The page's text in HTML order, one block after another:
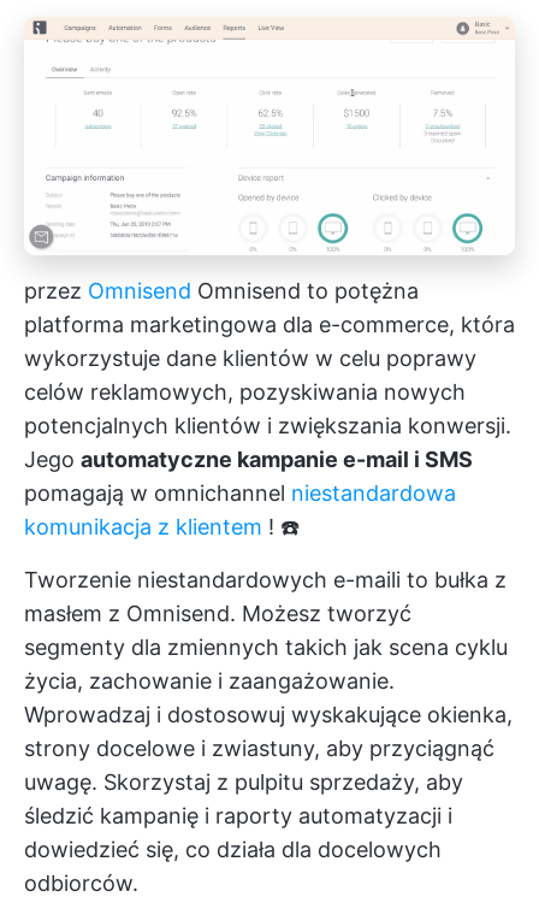
przez Omnisend Omnisend to potężna
platforma marketingowa dla e-commerce, która
wykorzystuje dane klientów w celu poprawy
celów reklamowych, pozyskiwania nowych
potencjalnych klientów i zwiększania konwersji.
Jego automatyczne kampanie e-mail i SMS
pomagają w omnichannel niestandardowa
komunikacja z klientem ! ☎️
Tworzenie niestandardowych e-maili to bułka z
masłem z Omnisend. Możesz tworzyć
segmenty dla zmiennych takich jak scena cyklu
życia, zachowanie i zaangażowanie.
Wprowadzaj i dostosowuj wyskakujące okienka,
strony docelowe i zwiastuny, aby przyciągnąć
uwagę. Skorzystaj z pulpitu sprzedaży, aby
śledzić kampanię i raporty automatyzacji i
dowiedzieć się, co działa dla docelowych
odbiorców.